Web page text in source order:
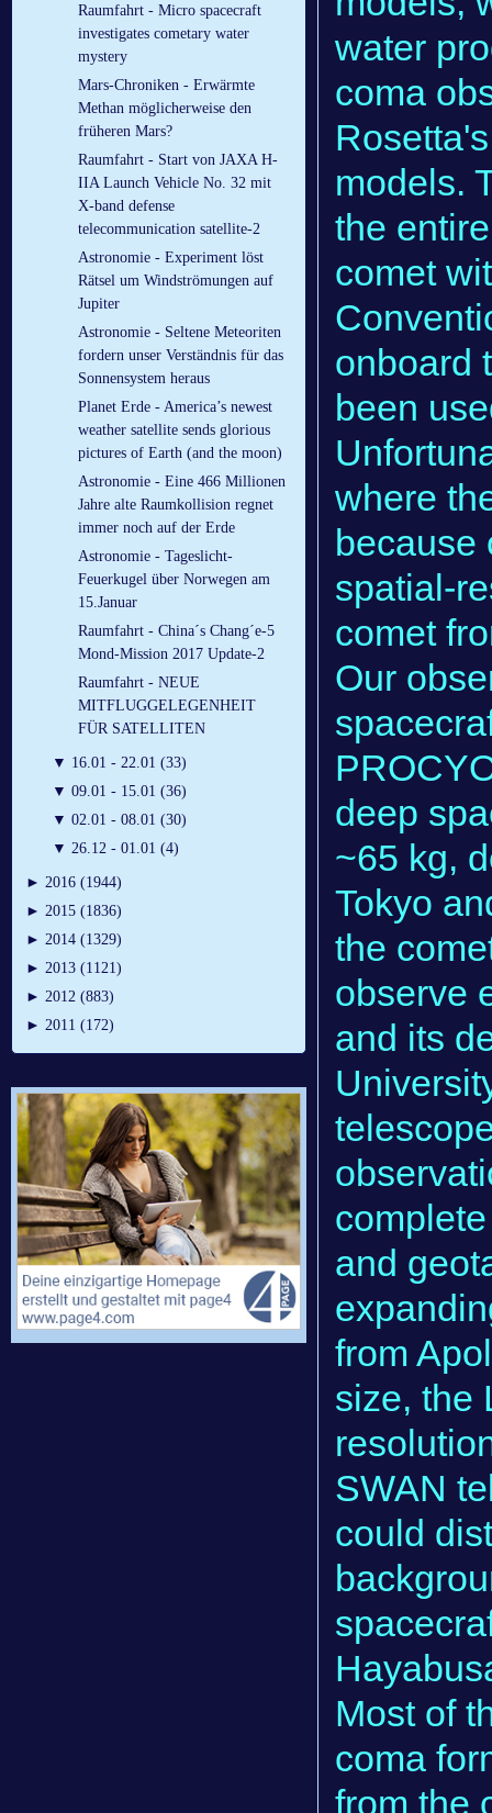
Raumfahrt - Micro spacecraft
investigates cometary water
mystery
Mars-Chroniken - Erwärmte
Methan möglicherweise den
früheren Mars?
Raumfahrt - Start von JAXA H-
IIA Launch Vehicle No. 32 mit
X-band defense
telecommunication satellite-2
Astronomie - Experiment löst
Rätsel um Windströmungen auf
Jupiter
Astronomie - Seltene Meteoriten
fordern unser Verständnis für das
Sonnensystem heraus
Planet Erde - America’s newest
weather satellite sends glorious
pictures of Earth (and the moon)
Astronomie - Eine 466 Millionen
Jahre alte Raumkollision regnet
immer noch auf der Erde
Astronomie - Tageslicht-
Feuerkugel über Norwegen am
15.Januar
Raumfahrt - China´s Chang´e-5
Mond-Mission 2017 Update-2
Raumfahrt - NEUE
MITFLUGGELEGENHEIT
FÜR SATELLITEN
▼ 16.01 - 22.01 (33)
▼ 09.01 - 15.01 (36)
▼ 02.01 - 08.01 (30)
▼ 26.12 - 01.01 (4)
► 2016 (1944)
► 2015 (1836)
► 2014 (1329)
► 2013 (1121)
► 2012 (883)
► 2011 (172)
water
coma
models.
the
comet
onboard
been
where
because
spatial-
comet
Our
deep
~65 kg,
Tokyo
the
observe
and its
and
from
size, the
SWAN
could
Most of
coma
from the